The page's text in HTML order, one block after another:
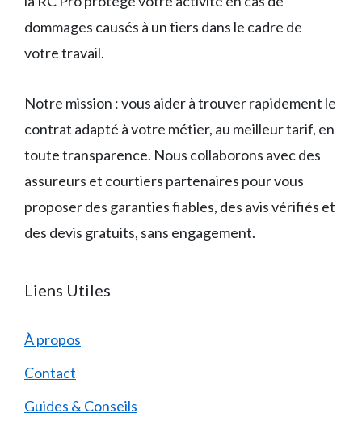
dommages causés à un tiers dans le cadre de
votre travail.
Notre mission : vous aider à trouver rapidement le
contrat adapté à votre métier, au meilleur tarif, en
toute transparence. Nous collaborons avec des
assureurs et courtiers partenaires pour vous
proposer des garanties fiables, des avis vérifiés et
des devis gratuits, sans engagement.
Liens Utiles
À propos
Contact
Guides & Conseils